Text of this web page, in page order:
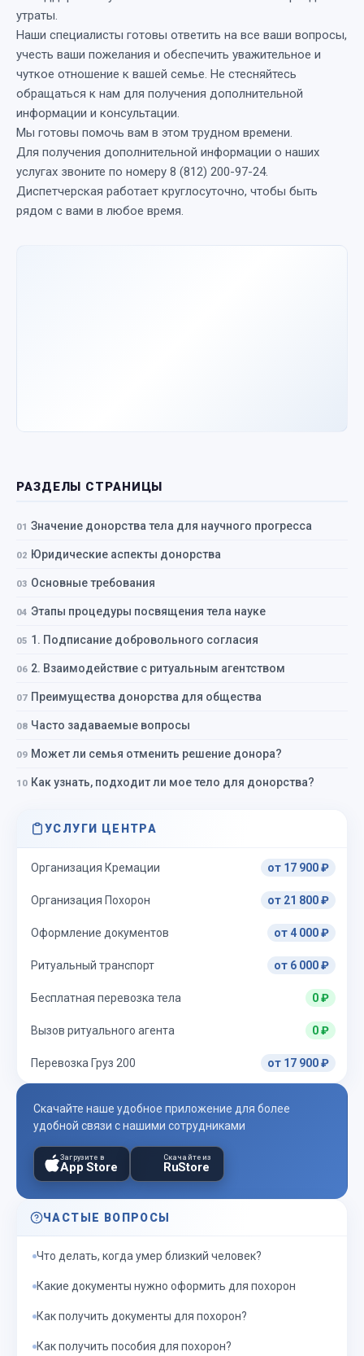
утраты.
Наши специалисты готовы ответить на все ваши вопросы,
учесть ваши пожелания и обеспечить уважительное и
чуткое отношение к вашей семье. Не стесняйтесь
обращаться к нам для получения дополнительной
информации и консультации.
Мы готовы помочь вам в этом трудном времени.
Для получения дополнительной информации о наших
услугах звоните по номеру 8 (812) 200-97-24.
Диспетчерская работает круглосуточно, чтобы быть
рядом с вами в любое время.
РАЗДЕЛЫ СТРАНИЦЫ
Значение донорства тела для научного прогресса
Юридические аспекты донорства
Основные требования
Этапы процедуры посвящения тела науке
1. Подписание добровольного согласия
2. Взаимодействие с ритуальным агентством
Преимущества донорства для общества
Часто задаваемые вопросы
Может ли семья отменить решение донора?
Как узнать, подходит ли мое тело для донорства?
УСЛУГИ ЦЕНТРА
Организация Кремации от 17 900 ₽
Организация Похорон от 21 800 ₽
Оформление документов от 4 000 ₽
Ритуальный транспорт от 6 000 ₽
Бесплатная перевозка тела 0 ₽
Вызов ритуального агента 0 ₽
Перевозка Груз 200 от 17 900 ₽
Скачайте наше удобное приложение для более
удобной связи с нашими сотрудниками
Загрузите в
App Store
Скачайте из
RuStore
ЧАСТЫЕ ВОПРОСЫ
Что делать, когда умер близкий человек?
Какие документы нужно оформить для похорон
Как получить документы для похорон?
Как получить пособия для похорон?